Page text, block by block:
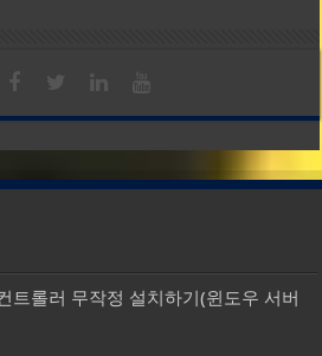
롤러 무작정 설치하기(윈도우 서버